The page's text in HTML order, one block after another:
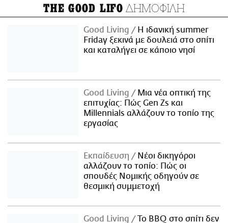
THE GOOD LIFO ΔΗΜΟΦΙΛΗ
Good Living
Η ιδανική summer
Friday ξεκινά με δουλειά στο σπίτι
και καταλήγει σε κάποιο νησί
Good Living
Μια νέα οπτική της
επιτυχίας: Πώς Gen Zs και
Millennials αλλάζουν το τοπίο της
εργασίας
Εκπαίδευση
Νέοι δικηγόροι
αλλάζουν το τοπίο: Πώς οι
σπουδές Νομικής οδηγούν σε
θεσμική συμμετοχή
Good Living
Το BBQ στο σπίτι δεν